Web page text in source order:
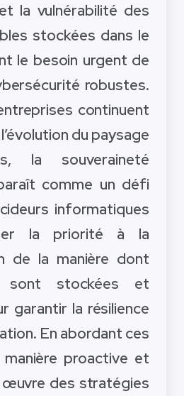
la vulnérabilité des
stockées dans le
le besoin urgent de
robustes.
continuent
du paysage
la souveraineté
comme un défi
informatiques
la priorité à la
de la manière dont
sont stockées et
garantir la résilience
En abordant ces
proactive et
des stratégies